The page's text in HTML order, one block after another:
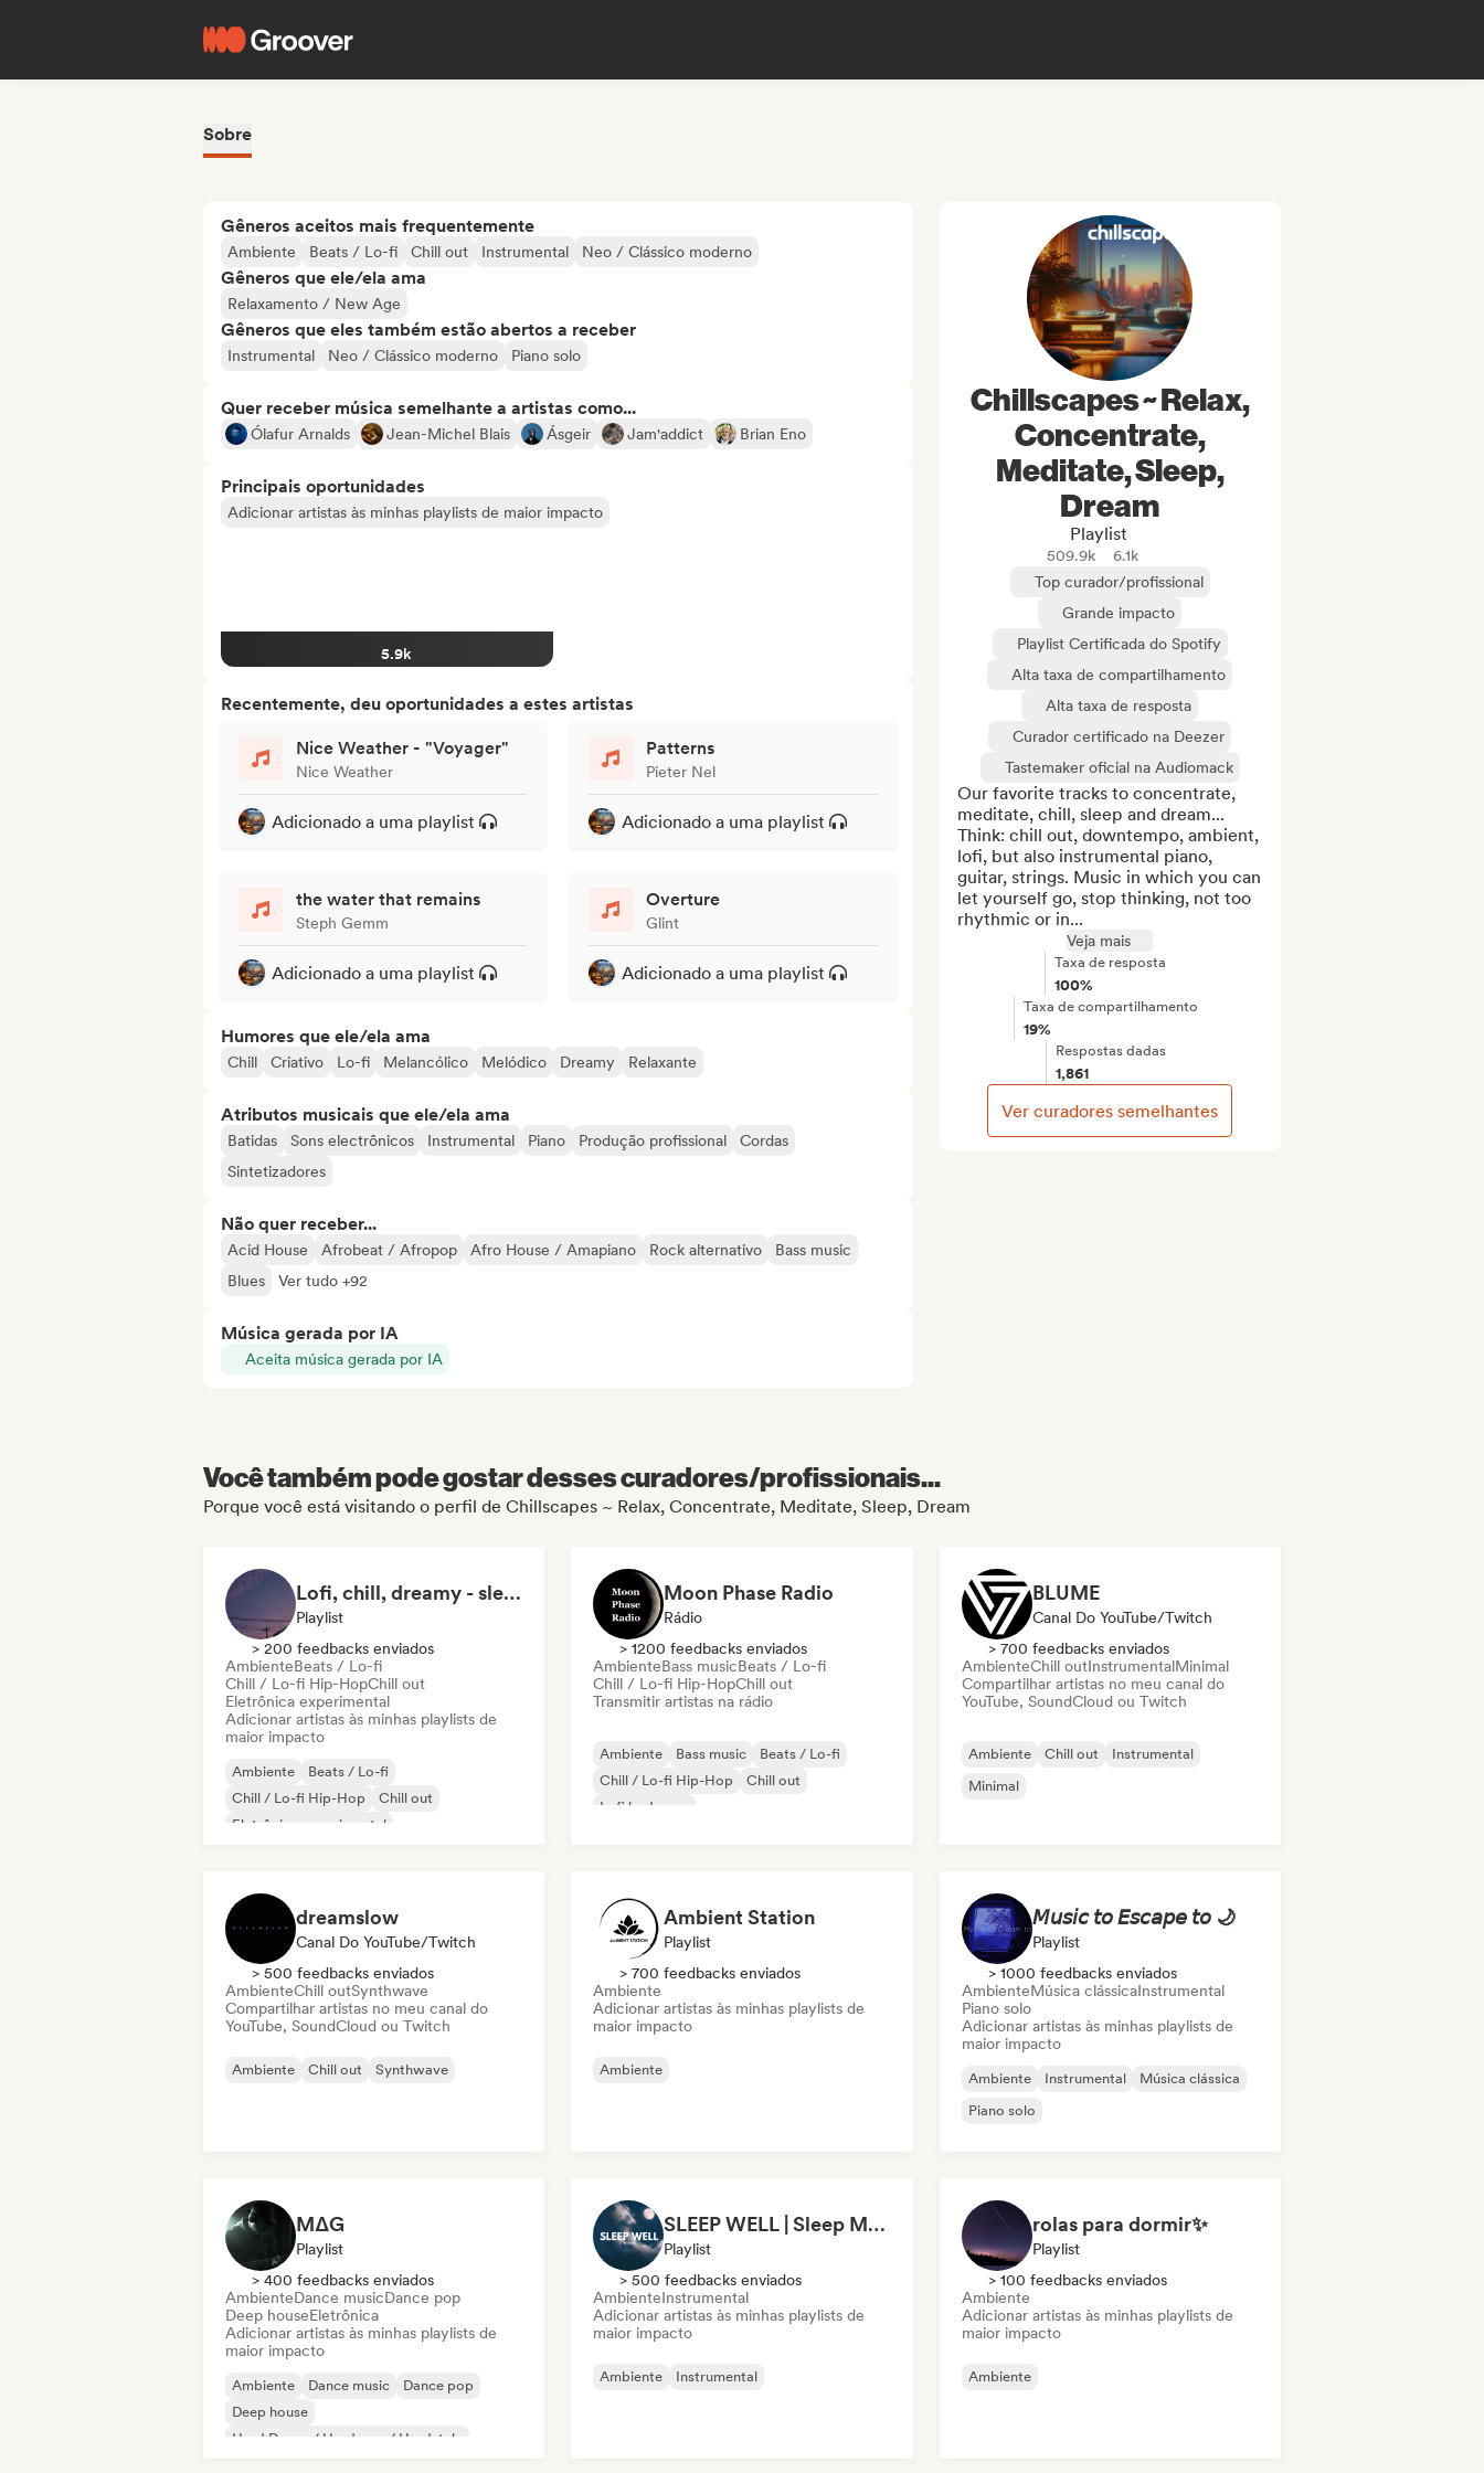
Sobre
Gêneros aceitos mais frequentemente
Ambiente Beats / Lo-fi Chill out Instrumental Neo / Clássico moderno
Gêneros que ele/ela ama
Relaxamento / New Age
Gêneros que eles também estão abertos a receber
Instrumental Neo / Clássico moderno Piano solo
Quer receber música semelhante a artistas como...
Ólafur Arnalds Jean-Michel Blais Ásgeir Jam'addict Brian Eno
Principais oportunidades
Adicionar artistas às minhas playlists de maior impacto
5.9k
Recentemente, deu oportunidades a estes artistas
Nice Weather - "Voyager"
Nice Weather
Adicionado a uma playlist
Patterns
Pieter Nel
Adicionado a uma playlist
the water that remains
Steph Gemm
Adicionado a uma playlist
Overture
Glint
Adicionado a uma playlist
Humores que ele/ela ama
Chill Criativo Lo-fi Melancólico Melódico Dreamy Relaxante
Atributos musicais que ele/ela ama
Batidas Sons electrônicos Instrumental Piano Produção profissional
Cordas
Sintetizadores
Não quer receber...
Acid House Afrobeat / Afropop Afro House / Amapiano Rock alternativo
Bass music
Blues
Ver tudo +92
Música gerada por IA
Aceita música gerada por IA
Chillscapes ~ Relax,
Concentrate,
Meditate, Sleep,
Dream
Playlist
509.9k
6.1k
Top curador/profissional
Grande impacto
Playlist Certificada do Spotify
Alta taxa de compartilhamento
Alta taxa de resposta
Curador certificado na Deezer
Tastemaker oficial na Audiomack
Our favorite tracks to concentrate,
meditate, chill, sleep and dream...
Think: chill out, downtempo, ambient,
lofi, but also instrumental piano,
guitar, strings. Music in which you can
let yourself go, stop thinking, not too
rhythmic or in...
Veja mais
Taxa de resposta
100%
Taxa de compartilhamento
19%
Respostas dadas
1,861
Ver curadores semelhantes
Você também pode gostar desses curadores/profissionais...
Porque você está visitando o perfil de Chillscapes ~ Relax, Concentrate, Meditate, Sleep, Dream
Lofi, chill, dreamy - sleepy beats & Dark Ambient
Playlist
> 200 feedbacks enviados
AmbienteBeats / Lo-fi
Chill / Lo-fi Hip-HopChill out
Eletrônica experimental
Adicionar artistas às minhas playlists de
maior impacto
Ambiente
Beats / Lo-fi
Chill / Lo-fi Hip-Hop
Chill out
Eletrônica experimental
Moon Phase Radio
Rádio
> 1200 feedbacks enviados
AmbienteBass musicBeats / Lo-fi
Chill / Lo-fi Hip-HopChill out
Transmitir artistas na rádio
Ambiente Bass music
Beats / Lo-fi
Chill / Lo-fi Hip-Hop
Chill out
Lofi bedroom
BLUME
Canal Do YouTube/Twitch
> 700 feedbacks enviados
AmbienteChill outInstrumentalMinimal
Compartilhar artistas no meu canal do
YouTube, SoundCloud ou Twitch
Ambiente Chill out
Instrumental
Minimal
dreamslow
Canal Do YouTube/Twitch
> 500 feedbacks enviados
AmbienteChill outSynthwave
Compartilhar artistas no meu canal do
YouTube, SoundCloud ou Twitch
Ambiente Chill out Synthwave
Ambient Station
Playlist
> 700 feedbacks enviados
Ambiente
Adicionar artistas às minhas playlists de
maior impacto
Ambiente
𝘔𝘶𝘴𝘪𝘤 𝘵𝘰 𝘌𝘴𝘤𝘢𝘱𝘦 𝘵𝘰 🌙
Playlist
> 1000 feedbacks enviados
AmbienteMúsica clássicaInstrumental
Piano solo
Adicionar artistas às minhas playlists de
maior impacto
Ambiente Instrumental
Música clássica
Piano solo
MΔG
Playlist
> 400 feedbacks enviados
AmbienteDance musicDance pop
Deep houseEletrônica
Adicionar artistas às minhas playlists de
maior impacto
Ambiente Dance music
Dance pop
Deep house
Hard Dance / Hardcore / Hardstyle
SLEEP WELL | Sleep Music for Deep Sleeping
Playlist
> 500 feedbacks enviados
AmbienteInstrumental
Adicionar artistas às minhas playlists de
maior impacto
Ambiente Instrumental
rolas para dormir✨
Playlist
> 100 feedbacks enviados
Ambiente
Adicionar artistas às minhas playlists de
maior impacto
Ambiente